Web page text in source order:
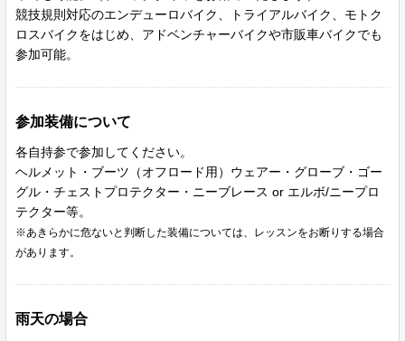
競技規則対応のエンデューロバイク、トライアルバイク、モトク
ロスバイクをはじめ、アドベンチャーバイクや市販車バイクでも
参加可能。
参加装備について
各自持参で参加してください。
ヘルメット・ブーツ（オフロード用）ウェアー・グローブ・ゴー
グル・チェストプロテクター・ニーブレース or エルボ/ニープロ
テクター等。
※あきらかに危ないと判断した装備については、レッスンをお断りする場合
があります。
雨天の場合